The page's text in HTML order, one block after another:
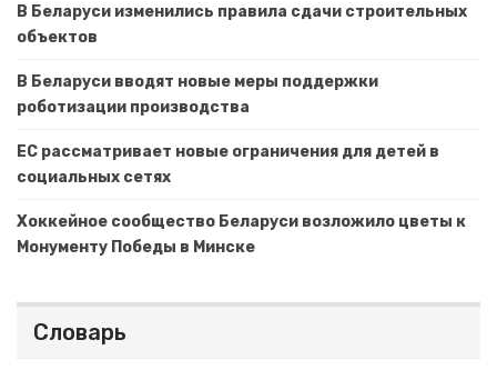
В Беларуси изменились правила сдачи строительных
объектов
В Беларуси вводят новые меры поддержки
роботизации производства
ЕС рассматривает новые ограничения для детей в
социальных сетях
Хоккейное сообщество Беларуси возложило цветы к
Монументу Победы в Минске
Словарь